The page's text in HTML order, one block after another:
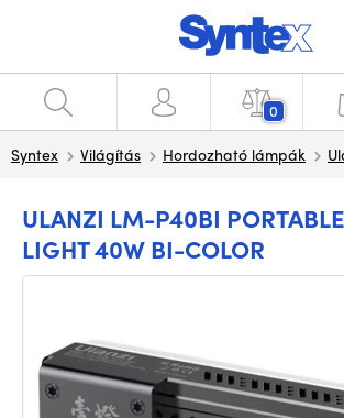
0
Syntex Világítás Hordozható lámpák
ULANZI LM-P40BI
LIGHT 40W BI-COLOR